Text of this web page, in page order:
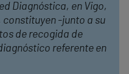
Diagnóstica, en Vigo,
constituyen -junto a su
de recogida de
referente en